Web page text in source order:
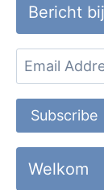
Bericht
Email
Address
Subscribe
Welkom